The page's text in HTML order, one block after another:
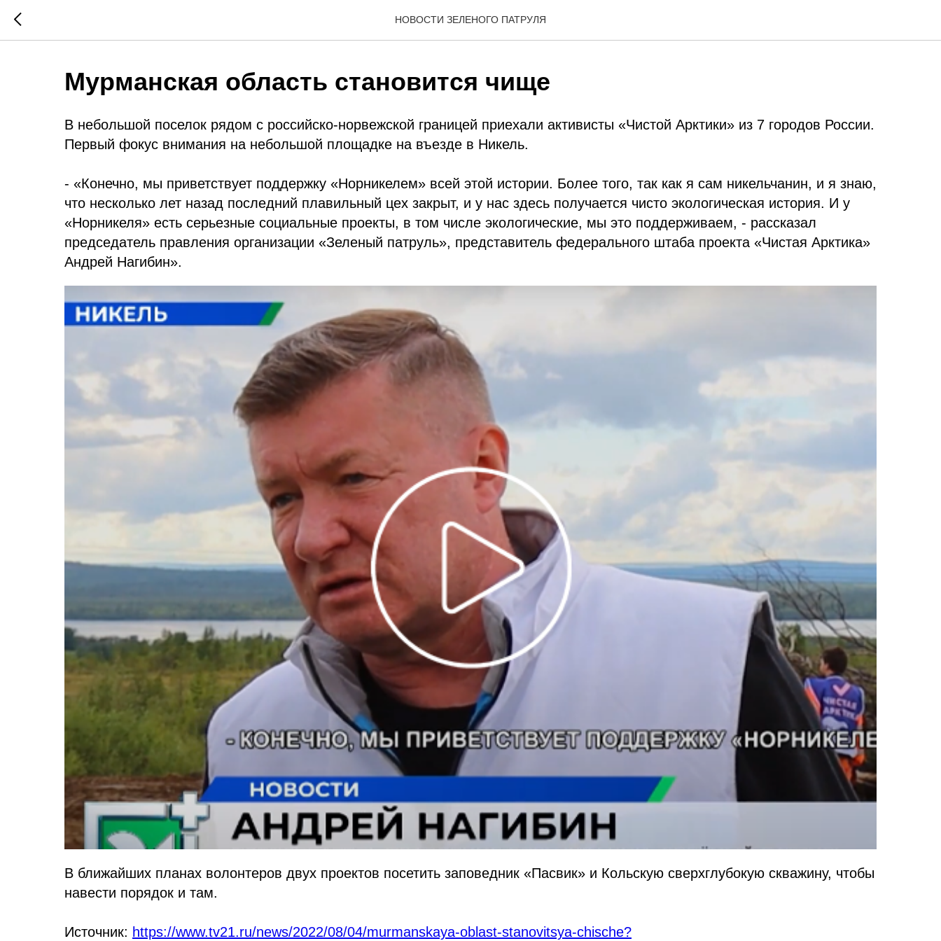
НОВОСТИ ЗЕЛЕНОГО ПАТРУЛЯ
Мурманская область становится чище
В небольшой поселок рядом с российско-норвежской границей приехали активисты «Чистой Арктики» из 7 городов России.
Первый фокус внимания на небольшой площадке на въезде в Никель.
- «Конечно, мы приветствует поддержку «Норникелем» всей этой истории. Более того, так как я сам никельчанин, и я знаю,
что несколько лет назад последний плавильный цех закрыт, и у нас здесь получается чисто экологическая история. И у
«Норникеля» есть серьезные социальные проекты, в том числе экологические, мы это поддерживаем, - рассказал
председатель правления организации «Зеленый патруль», представитель федерального штаба проекта «Чистая Арктика»
Андрей Нагибин».
В ближайших планах волонтеров двух проектов посетить заповедник «Пасвик» и Кольскую сверхглубокую скважину, чтобы
навести порядок и там.
Источник: https://www.tv21.ru/news/2022/08/04/murmanskaya-oblast-stanovitsya-chische?